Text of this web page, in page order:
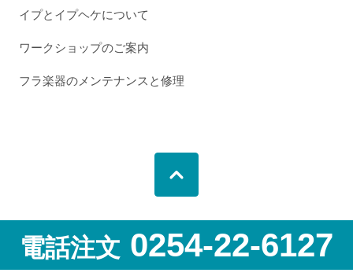
イプとイプヘケについて
ワークショップのご案内
フラ楽器のメンテナンスと修理
電話注文 0254-22-6127